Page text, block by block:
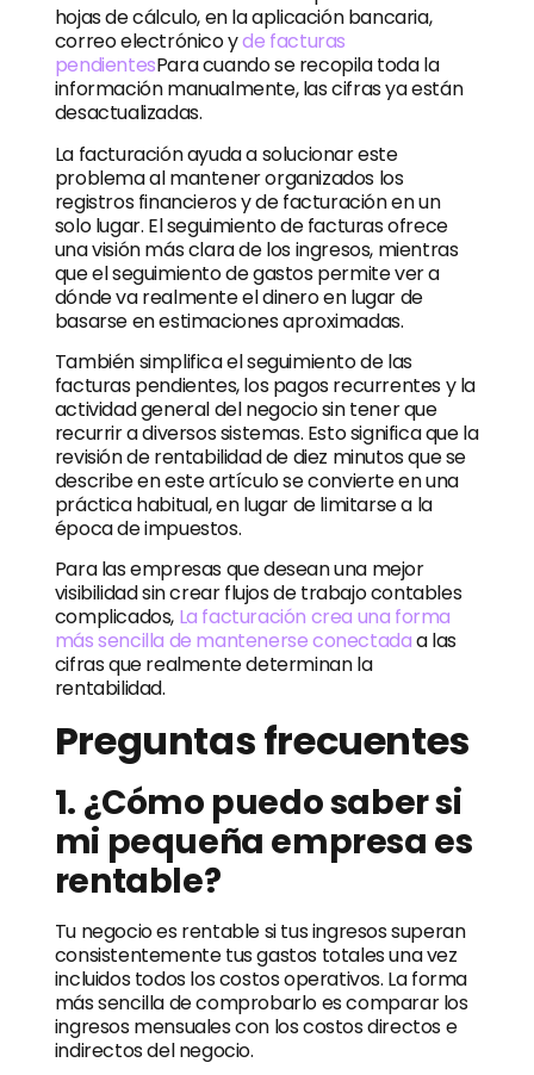
hojas de cálculo, en la aplicación bancaria,
correo electrónico yde facturas
pendientesPara cuando se recopila toda la
información manualmente, las cifras ya están
desactualizadas.
La facturación ayuda a solucionar este
problema al mantener organizados los
registros financieros y de facturación en un
solo lugar. El seguimiento de facturas ofrece
una visión más clara de los ingresos, mientras
que el seguimiento de gastos permite ver a
dónde va realmente el dinero en lugar de
basarse en estimaciones aproximadas.
También simplifica el seguimiento de las
facturas pendientes, los pagos recurrentes y la
actividad general del negocio sin tener que
recurrir a diversos sistemas. Esto significa que la
revisión de rentabilidad de diez minutos que se
describe en este artículo se convierte en una
práctica habitual, en lugar de limitarse a la
época de impuestos.
Para las empresas que desean una mejor
visibilidad sin crear flujos de trabajo contables
complicados, La facturación crea una forma
más sencilla de mantenerse conectadaa las
cifras que realmente determinan la
rentabilidad.
Preguntas frecuentes
1. ¿Cómo puedo saber si
mi pequeña empresa es
rentable?
Tu negocio es rentable si tus ingresos superan
consistentemente tus gastos totales una vez
incluidos todos los costos operativos. La forma
más sencilla de comprobarlo es comparar los
ingresos mensuales con los costos directos e
indirectos del negocio.